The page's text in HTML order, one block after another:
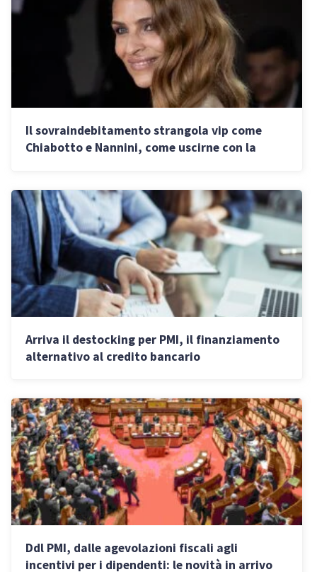
Il sovraindebitamento strangola vip come
Chiabotto e Nannini, come uscirne con la
Arriva il destocking per PMI, il finanziamento
alternativo al credito bancario
Ddl PMI, dalle agevolazioni fiscali agli
incentivi per i dipendenti: le novità in arrivo